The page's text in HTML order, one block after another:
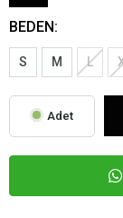
BEDEN:
S M L
Adet